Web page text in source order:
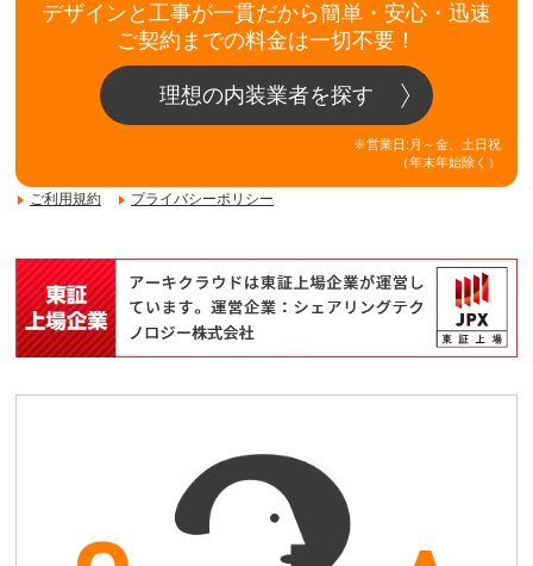
デザインと工事が一貫だから簡単・安心・迅速
ご契約までの料金は一切不要！
理想の内装業者を探す
※営業日:月～金、土日祝
（年末年始除く）
ご利用規約 プライバシーポリシー